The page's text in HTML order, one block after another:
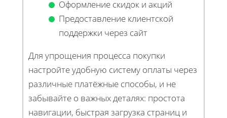
Оформление скидок и акций
Предоставление клиентской
поддержки через сайт
Для упрощения процесса покупки
настройте удобную систему оплаты через
различные платёжные способы, и не
забывайте о важных деталях: простота
навигации, быстрая загрузка страниц и